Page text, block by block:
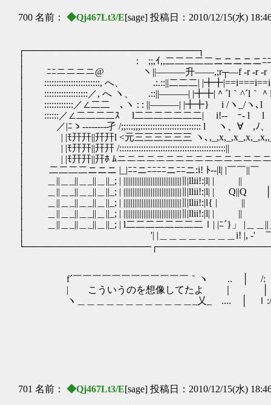
700 名前： ◆Qj467Lt3/E[sage] 投稿日：2010/12/15(水)
┌──────────────────────────┐
│ : ;;,ｲ,,二二二二二ニニニニニ
│ ﾆﾆニニニニ@ ヽ||―――升――,;r┬―f ‐r
│ :::::::::::::::::::::::, へ、 .:.::||二二二|
│ ::::::::::::::::::／, へ ヽ、 .::||―――| |╋╋|＾´l｀
│ ::::::::::::／∠二二ゝ､ヽ : : ||―――| |╋╋} i /ヽ_/
│ ::::::／∠二二二二ｽ l二二二二二二二| i!-‐
│ ／|ﾆゝ--------孑 /;;:::;;;::::::::::::::::::::::::: l ヽ、∀
│ | |ﾓ幵幵||幵幵l <元三三三三三三 ヽ､
│ | |ﾓ幵幵||幵幵 /
│ | |ﾓ幵幵||幵ﾎ ﾑニニニニニニニニニニニニニニ
│ 二二二二ニニニ |_|ﾆﾆニﾆﾆﾆﾆニﾆﾆニ:i! ﾄ-‐|l| |￣￣||
│ ＿||＿_||＿_||＿||_; | ||||||||||||||||||||||||||||||||∥|llii!:|l| | ||
│ ＿||＿_||＿_||＿||_; | ||||||||||||||||||||||||||||||||∥|llii!:|l| | Q||Q │
│ ＿||＿_||＿_||＿||_; | ||||||||||||||||||||||||||||||||∥|llii!:|l{ |
│ ＿||＿_||＿_||＿||_; | ||||||||||||||||||||||||||||||||∥|llii!:|l| | ||
│ ＿||＿_||＿_||＿||_; | l二二二二二二二二ｌ| |ﾆ´}」 |＿
│ '| |＿＿＿＿＿＿＿＿i! |, -' ￣
f´￣￣￣￣￣￣￣￣￣￣￣￣｀ヽ .. │ /: ｌ
| こういうのを想像してたよ ｜ │ ｒ: /ｌ:
ヽ＿＿＿＿＿＿＿＿＿＿＿＿_乂_ .... │ ｌ:/
701 名前： ◆Qj467Lt3/E[sage] 投稿日：2010/12/15(水)